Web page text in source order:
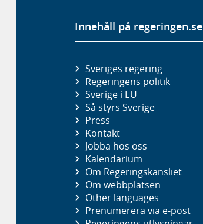
Innehåll på regeringen.se
Sveriges regering
Regeringens politik
Sverige i EU
Så styrs Sverige
Press
Kontakt
Jobba hos oss
Kalendarium
Om Regeringskansliet
Om webbplatsen
Other languages
Prenumerera via e-post